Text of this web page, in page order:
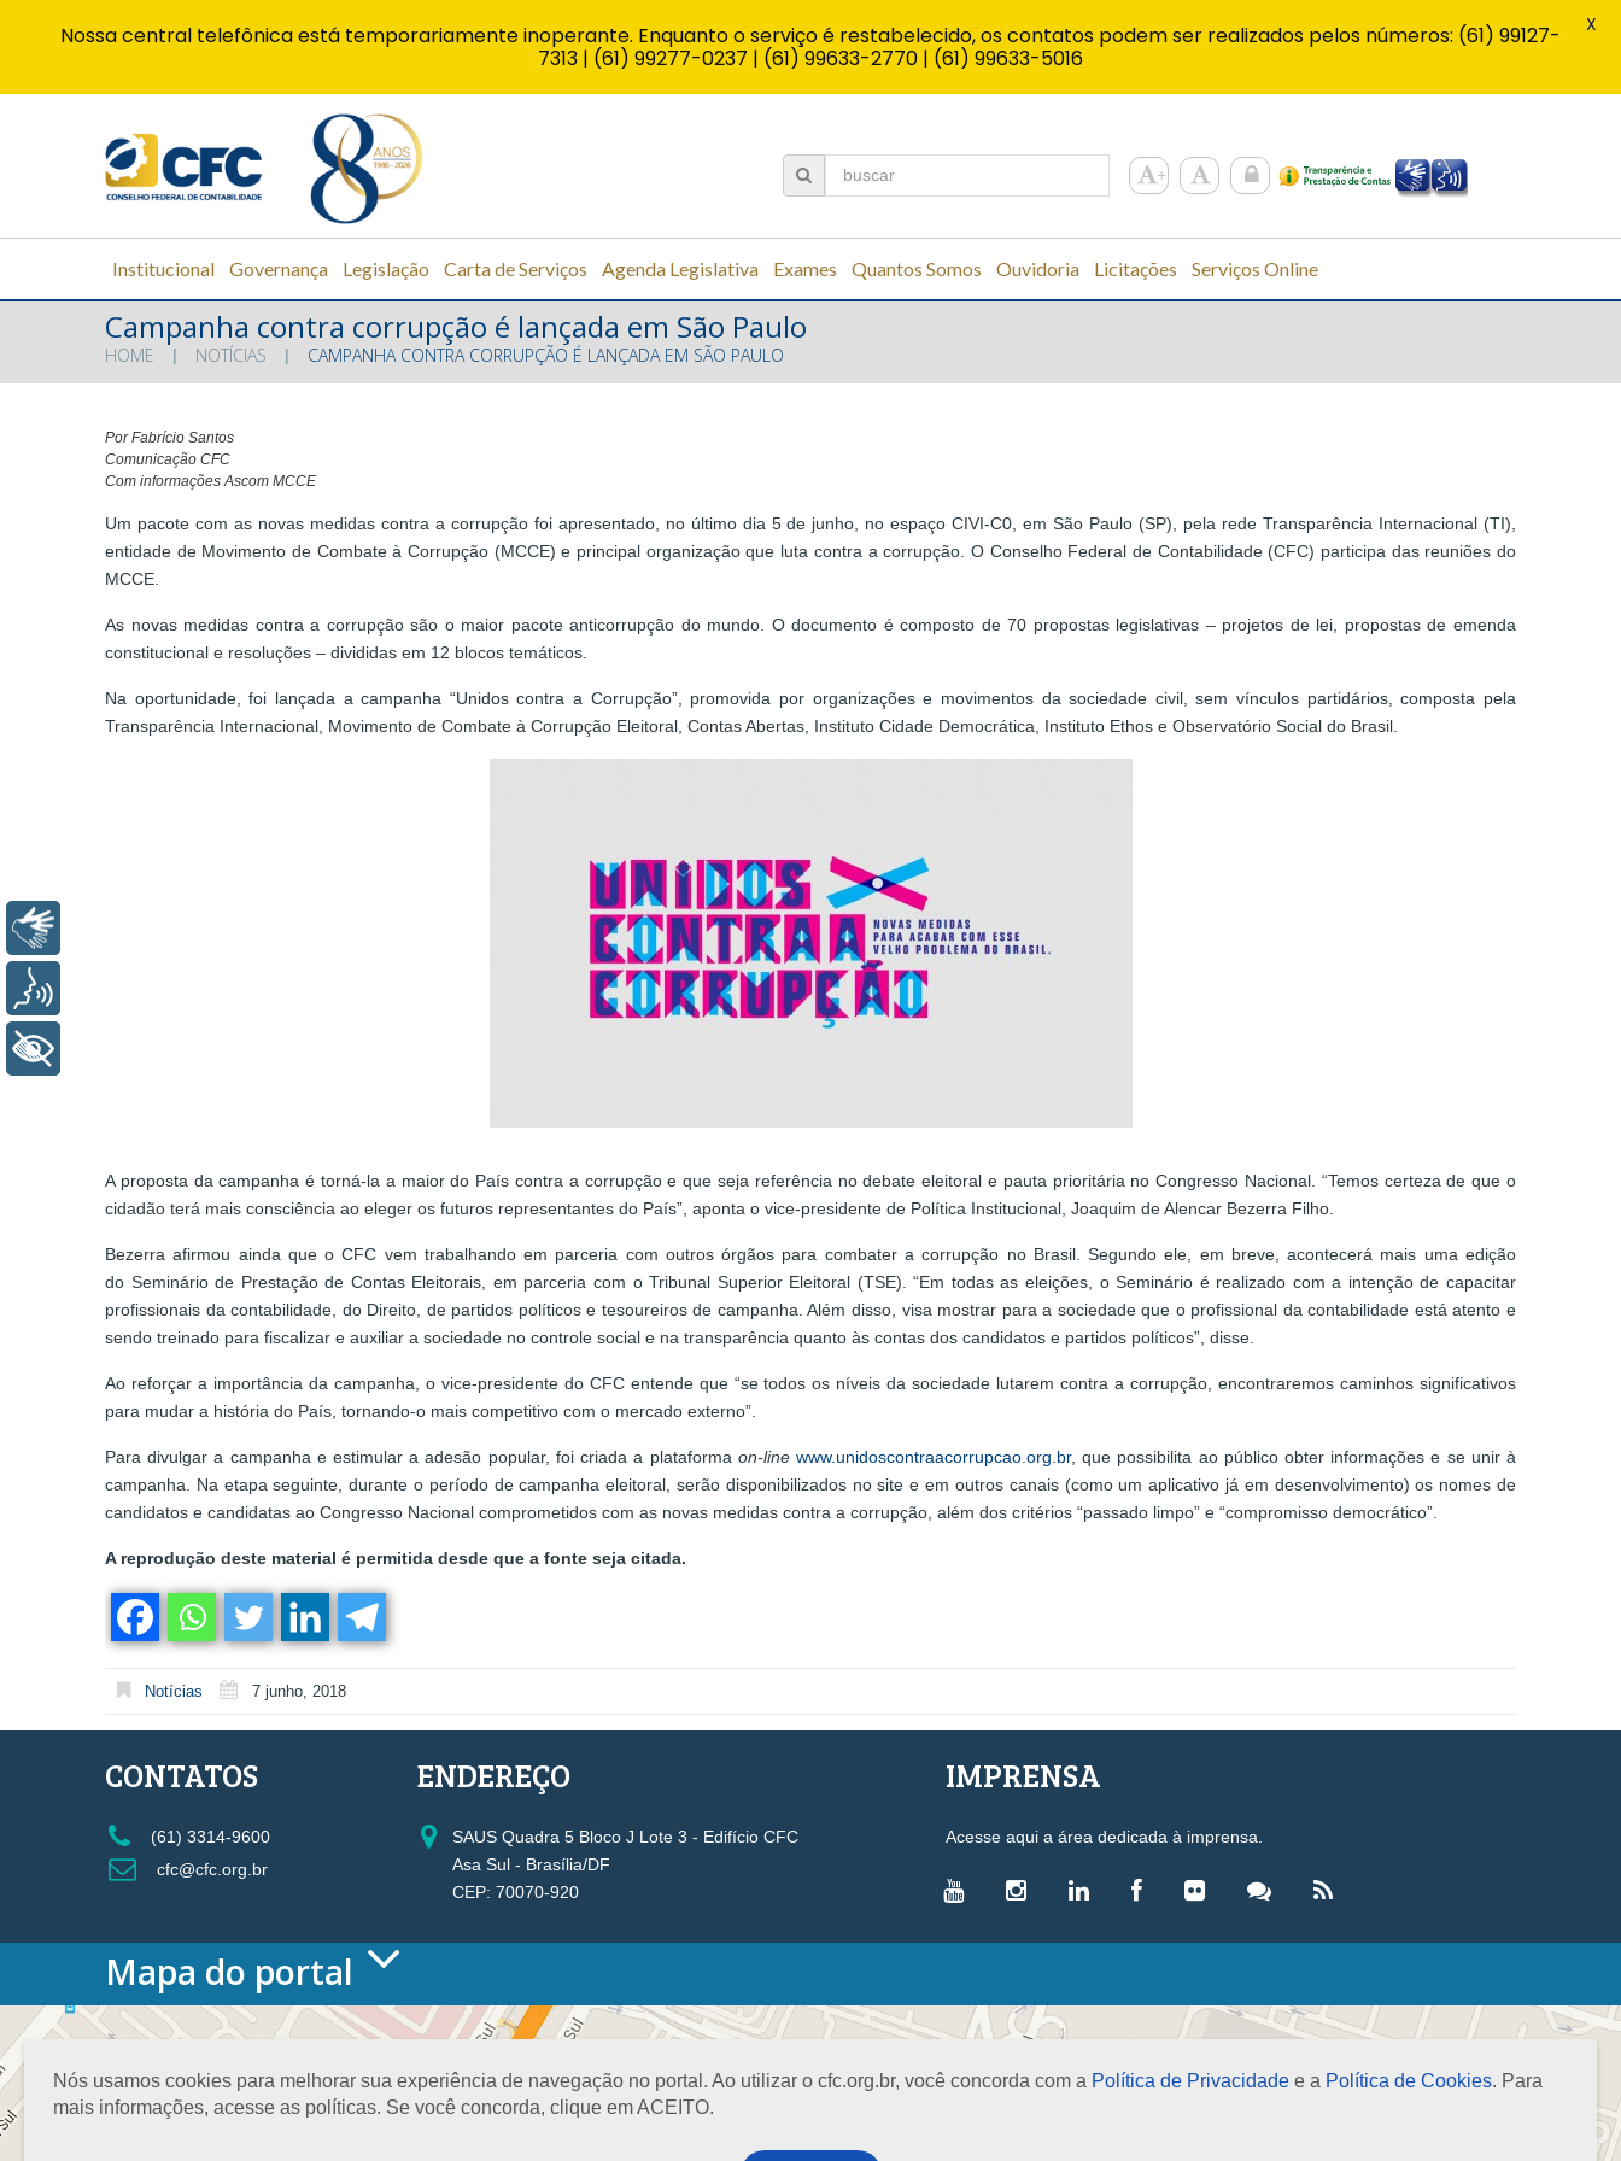
Institucional Governança Legislação Carta de Serviços Agenda Legislativa Exames Quantos Somos Ouvidoria Licitações Serviços Online
Campanha contra corrupção é lançada em São Paulo
HOME NOTÍCIAS CAMPANHA CONTRA CORRUPÇÃO É LANÇADA EM SÃO PAULO
Por Fabrício Santos
Comunicação CFC
Com informações Ascom MCCE
Um pacote com as novas medidas contra a corrupção foi apresentado, no último dia 5 de junho, no espaço CIVI-C0, em São Paulo (SP), pela rede Transparência Internacional (TI),
entidade de Movimento de Combate à Corrupção (MCCE) e principal organização que luta contra a corrupção. O Conselho Federal de Contabilidade (CFC) participa das reuniões do
MCCE.
As novas medidas contra a corrupção são o maior pacote anticorrupção do mundo. O documento é composto de 70 propostas legislativas – projetos de lei, propostas de emenda
constitucional e resoluções – divididas em 12 blocos temáticos.
Na oportunidade, foi lançada a campanha “Unidos contra a Corrupção”, promovida por organizações e movimentos da sociedade civil, sem vínculos partidários, composta pela
Transparência Internacional, Movimento de Combate à Corrupção Eleitoral, Contas Abertas, Instituto Cidade Democrática, Instituto Ethos e Observatório Social do Brasil.
A proposta da campanha é torná-la a maior do País contra a corrupção e que seja referência no debate eleitoral e pauta prioritária no Congresso Nacional. “Temos certeza de que o
cidadão terá mais consciência ao eleger os futuros representantes do País”, aponta o vice-presidente de Política Institucional, Joaquim de Alencar Bezerra Filho.
Bezerra afirmou ainda que o CFC vem trabalhando em parceria com outros órgãos para combater a corrupção no Brasil. Segundo ele, em breve, acontecerá mais uma edição
do Seminário de Prestação de Contas Eleitorais, em parceria com o Tribunal Superior Eleitoral (TSE). “Em todas as eleições, o Seminário é realizado com a intenção de capacitar
profissionais da contabilidade, do Direito, de partidos políticos e tesoureiros de campanha. Além disso, visa mostrar para a sociedade que o profissional da contabilidade está atento e
sendo treinado para fiscalizar e auxiliar a sociedade no controle social e na transparência quanto às contas dos candidatos e partidos políticos”, disse.
Ao reforçar a importância da campanha, o vice-presidente do CFC entende que “se todos os níveis da sociedade lutarem contra a corrupção, encontraremos caminhos significativos
para mudar a história do País, tornando-o mais competitivo com o mercado externo”.
Para divulgar a campanha e estimular a adesão popular, foi criada a plataforma on-line www.unidoscontraacorrupcao.org.br, que possibilita ao público obter informações e se unir à
campanha. Na etapa seguinte, durante o período de campanha eleitoral, serão disponibilizados no site e em outros canais (como um aplicativo já em desenvolvimento) os nomes de
candidatos e candidatas ao Congresso Nacional comprometidos com as novas medidas contra a corrupção, além dos critérios “passado limpo” e “compromisso democrático”.
A reprodução deste material é permitida desde que a fonte seja citada.
Notícias 7 junho, 2018
Nós usamos cookies para melhorar sua experiência de navegação no portal. Ao utilizar o cfc.org.br, você concorda com a Política de Privacidade e a Política de Cookies. Para
mais informações, acesse as políticas. Se você concorda, clique em ACEITO.
CONTATOS
(61) 3314-9600
cfc@cfc.org.br
ENDEREÇO
SAUS Quadra 5 Bloco J Lote 3 - Edifício CFC
Asa Sul - Brasília/DF
CEP: 70070-920
IMPRENSA
Acesse aqui a área dedicada à imprensa.
Mapa do portal
HOME
O CONSELHO
Conselho Diretor
Nossa Sede
Planejamento
VICE-PRESIDÊNCIAS
Administrativa
Controle Interno
Desenvolvimento Profissional
Fiscalização, Ética e Disciplina
LEGISLAÇÃO
Leis
Decretos-Lei
Nossa central telefônica está temporariamente inoperante. Enquanto o serviço é restabelecido, os contatos podem ser realizados pelos números: (61) 99127-
7313 | (61) 99277-0237 | (61) 99633-2770 | (61) 99633-5016
X